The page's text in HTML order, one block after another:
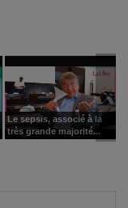
Le sepsis, associé à la
très grande majorité...